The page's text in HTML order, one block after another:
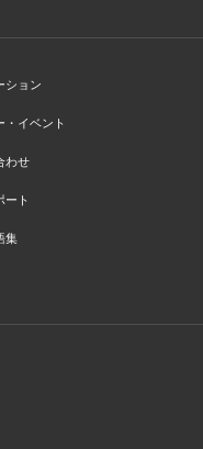
ション
・イベント
わせ
ート
集